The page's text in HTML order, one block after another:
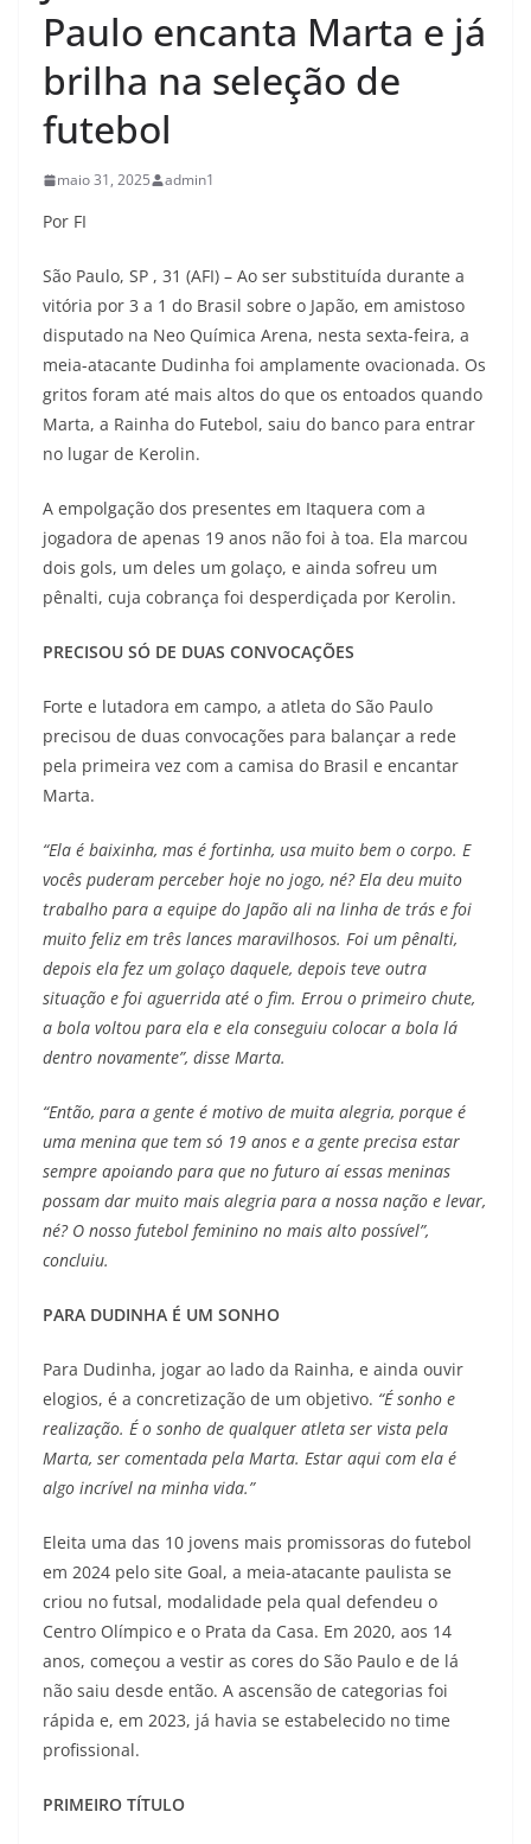
Paulo encanta Marta e já
brilha na seleção de
futebol
maio 31, 2025 admin1
Por FI
São Paulo, SP , 31 (AFI) – Ao ser substituída durante a
vitória por 3 a 1 do Brasil sobre o Japão, em amistoso
disputado na Neo Química Arena, nesta sexta-feira, a
meia-atacante Dudinha foi amplamente ovacionada. Os
gritos foram até mais altos do que os entoados quando
Marta, a Rainha do Futebol, saiu do banco para entrar
no lugar de Kerolin.
A empolgação dos presentes em Itaquera com a
jogadora de apenas 19 anos não foi à toa. Ela marcou
dois gols, um deles um golaço, e ainda sofreu um
pênalti, cuja cobrança foi desperdiçada por Kerolin.
PRECISOU SÓ DE DUAS CONVOCAÇÕES
Forte e lutadora em campo, a atleta do São Paulo
precisou de duas convocações para balançar a rede
pela primeira vez com a camisa do Brasil e encantar
Marta.
“Ela é baixinha, mas é fortinha, usa muito bem o corpo. E
vocês puderam perceber hoje no jogo, né? Ela deu muito
trabalho para a equipe do Japão ali na linha de trás e foi
muito feliz em três lances maravilhosos. Foi um pênalti,
depois ela fez um golaço daquele, depois teve outra
situação e foi aguerrida até o fim. Errou o primeiro chute,
a bola voltou para ela e ela conseguiu colocar a bola lá
dentro novamente”, disse Marta.
“Então, para a gente é motivo de muita alegria, porque é
uma menina que tem só 19 anos e a gente precisa estar
sempre apoiando para que no futuro aí essas meninas
possam dar muito mais alegria para a nossa nação e levar,
né? O nosso futebol feminino no mais alto possível”,
concluiu.
PARA DUDINHA É UM SONHO
Para Dudinha, jogar ao lado da Rainha, e ainda ouvir
elogios, é a concretização de um objetivo. “É sonho e
realização. É o sonho de qualquer atleta ser vista pela
Marta, ser comentada pela Marta. Estar aqui com ela é
algo incrível na minha vida.”
Eleita uma das 10 jovens mais promissoras do futebol
em 2024 pelo site Goal, a meia-atacante paulista se
criou no futsal, modalidade pela qual defendeu o
Centro Olímpico e o Prata da Casa. Em 2020, aos 14
anos, começou a vestir as cores do São Paulo e de lá
não saiu desde então. A ascensão de categorias foi
rápida e, em 2023, já havia se estabelecido no time
profissional.
PRIMEIRO TÍTULO